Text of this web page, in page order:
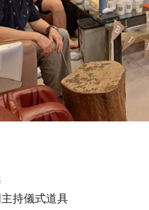
主持儀式道具